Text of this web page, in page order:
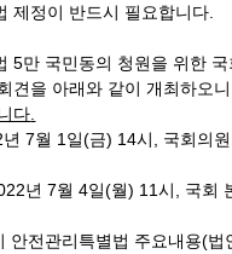
제정이 반드시 필요합니다
5만 국민동의 청원을 위한
견을 아래와 같이 개최하오니
다
년7월 1 일(금) 14시 국회의
년7월4일(월) 11시 국회
안전관리특별법 주요내용(법